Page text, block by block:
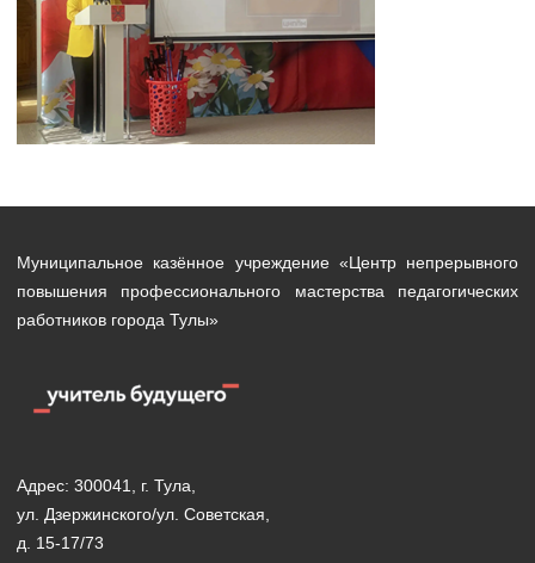
Муниципальное казённое учреждение «Центр непрерывного
повышения профессионального мастерства педагогических
работников города Тулы»
Адрес: 300041, г. Тула,
ул. Дзержинского/ул. Советская,
д. 15-17/73